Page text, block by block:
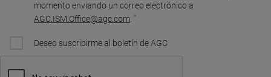
momento enviando un correo electrónico a
AGC.ISM.Office@agc.com
Deseo suscribirme al boletín de AGC